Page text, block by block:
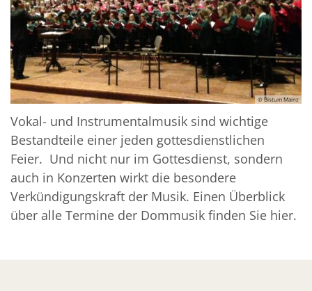
© Bistum Mainz
Vokal- und Instrumentalmusik sind wichtige
Bestandteile einer jeden gottesdienstlichen
Feier. Und nicht nur im Gottesdienst, sondern
auch in Konzerten wirkt die besondere
Verkündigungskraft der Musik. Einen Überblick
über alle Termine der Dommusik finden Sie hier.